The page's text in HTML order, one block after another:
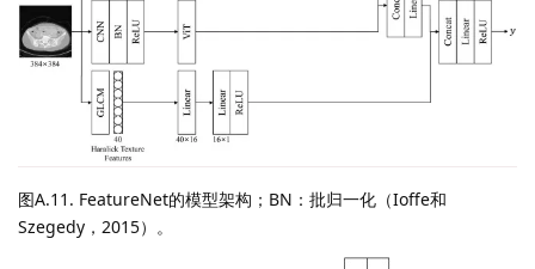
图A.11. FeatureNet的模型架构；BN：批归一化（Ioffe和
Szegedy，2015）。